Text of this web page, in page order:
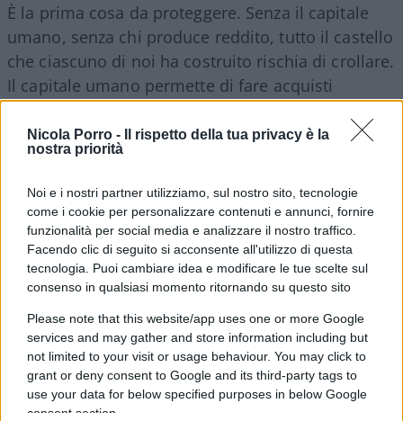
Nicola Porro -
Il rispetto della tua privacy è la
nostra priorità
Noi e i nostri partner utilizziamo, sul nostro sito, tecnologie
come i cookie per personalizzare contenuti e annunci, fornire
funzionalità per social media e analizzare il nostro traffico.
Facendo clic di seguito si acconsente all'utilizzo di questa
tecnologia. Puoi cambiare idea e modificare le tue scelte sul
consenso in qualsiasi momento ritornando su questo sito
Please note that this website/app uses one or more Google
services and may gather and store information including but
not limited to your visit or usage behaviour. You may click to
grant or deny consent to Google and its third-party tags to
use your data for below specified purposes in below Google
consent section.
È la prima cosa da proteggere. Senza il capitale
umano, senza chi produce reddito, tutto il castello
che ciascuno di noi ha costruito rischia di crollare.
Il capitale umano permette di fare acquisti
pianificare il futuro dei figli e garantirlo, di
pensare alla vecchiaia, di andare in vacanza, di
generazione, di fare shopping e viaggiare.
Senza il capitale umano tutto questo non ci
sarebbe. Riflettiamoci: probabilmente non lo
sono dei pericoli latenti, e per questo
inconsciamente ci proteggiamo. Così buona parte
dei nostri risparmi li accantoniamo proprio per far
fronte a questi imprevisti.